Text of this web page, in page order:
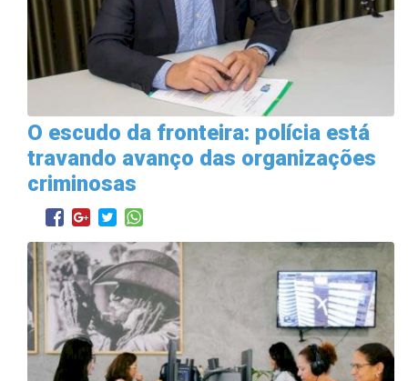
O escudo da fronteira: polícia está
travando avanço das organizações
criminosas